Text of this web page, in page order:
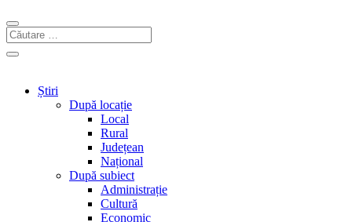
Știri
După locație
Local
Rural
Județean
Național
După subiect
Administrație
Cultură
Economic